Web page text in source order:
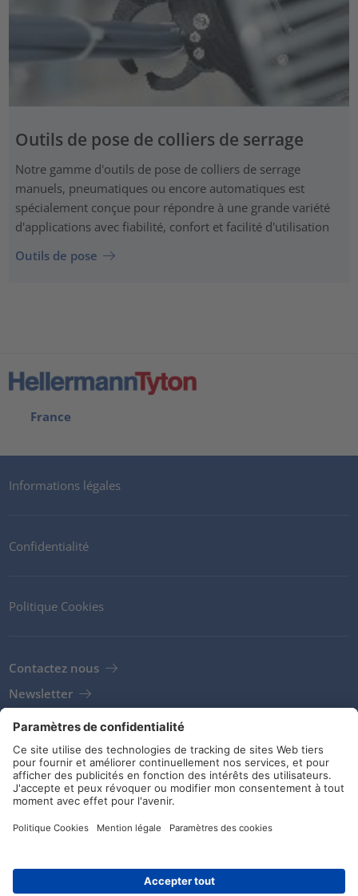
Outils de pose de colliers de serrage
Notre gamme d'outils de pose de colliers de serrage
manuels, pneumatiques ou encore automatiques est
spécialement conçue pour répondre à une grande variété
d'applications avec fiabilité, confort et facilité d'utilisation
Outils de pose
France
Informations légales
Confidentialité
Politique Cookies
Contactez nous
Newsletter
Clients
Fournisseurs
Conditions de stockage
Réseaux sociaux